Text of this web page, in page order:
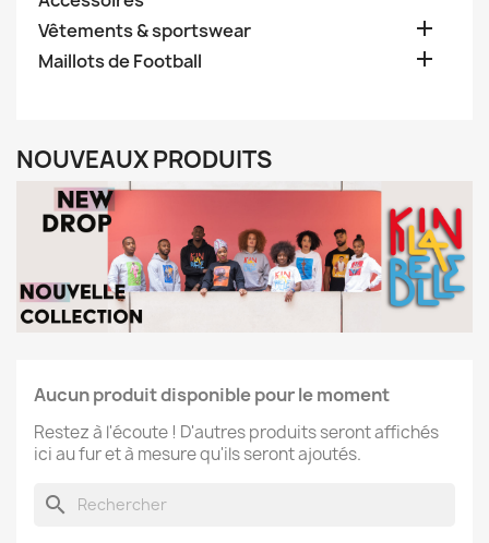
Vêtements & sportswear

Maillots de Football 
NOUVEAUX PRODUITS
Aucun produit disponible pour le moment
Restez à l'écoute ! D'autres produits seront affichés
ici au fur et à mesure qu'ils seront ajoutés.
search